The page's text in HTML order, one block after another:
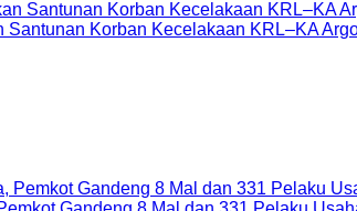
Korban Kecelakaan KRL–KA